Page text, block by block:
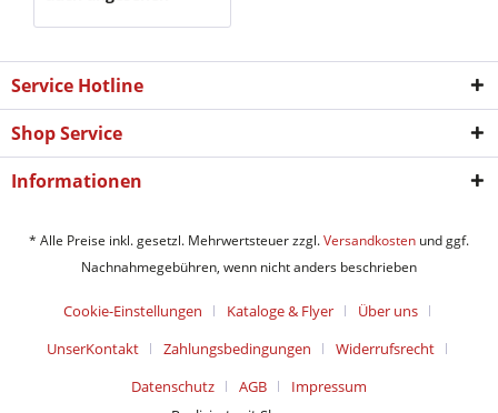
Service Hotline
Shop Service
Informationen
* Alle Preise inkl. gesetzl. Mehrwertsteuer zzgl.Versandkosten und ggf.
Nachnahmegebühren, wenn nicht anders beschrieben
Cookie-Einstellungen Kataloge & Flyer
Über uns
UnserKontakt
Zahlungsbedingungen
Widerrufsrecht
Datenschutz
AGB
Impressum